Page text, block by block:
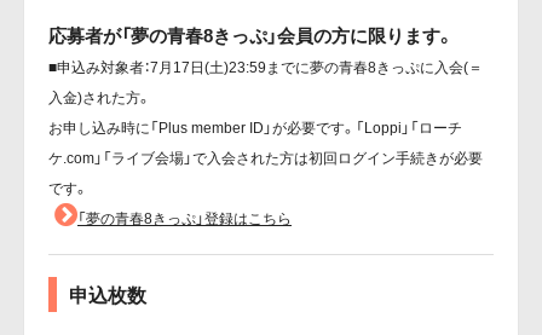
応募者が「夢の青春8きっぷ」会員の方に限ります。
■申込み対象者：7月17日(土)23:59までに夢の青春8きっぷに入会(＝
入金)された方。
お申し込み時に「Plus member ID」が必要です。「Loppi」「ローチ
ケ.com」「ライブ会場」で入会された方は初回ログイン手続きが必要
です。
「夢の青春8きっぷ」登録はこちら
申込枚数